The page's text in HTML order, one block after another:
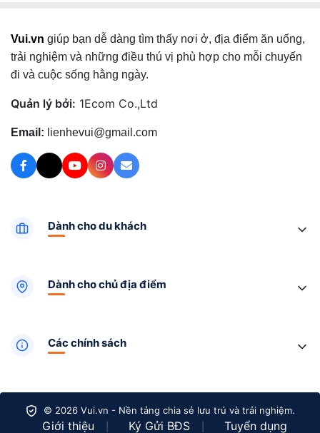
Vui.vn giúp bạn dễ dàng tìm thấy nơi ở, địa điểm ăn uống,
trải nghiệm và những điều thú vị phù hợp cho mỗi chuyến
đi và cuộc sống hằng ngày.
Quản lý bởi: 1Ecom Co.,Ltd
Email: lienhevui@gmail.com
Dành cho du khách
Dành cho chủ địa điểm
Các chính sách
© 2026 Vui.vn - Nền tảng chia sẻ lưu trú và trải nghiệm.
Giới thiệu Ký Gửi BĐS Tuyển dụng